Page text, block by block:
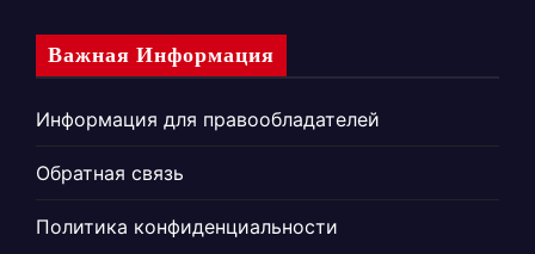
Важная Информация
Информация для правообладателей
Обратная связь
Политика конфиденциальности